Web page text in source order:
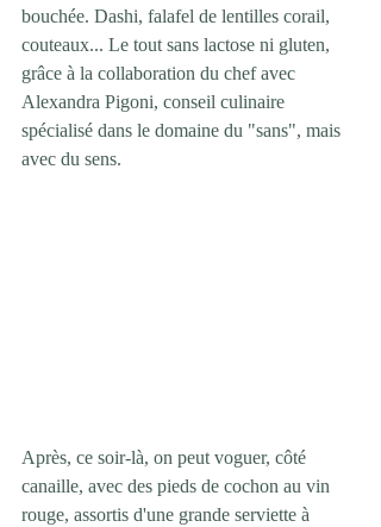
bouchée. Dashi, falafel de lentilles corail,
couteaux... Le tout sans lactose ni gluten,
grâce à la collaboration du chef avec
Alexandra Pigoni, conseil culinaire
spécialisé dans le domaine du "sans", mais
avec du sens.
Après, ce soir-là, on peut voguer, côté
canaille, avec des pieds de cochon au vin
rouge, assortis d'une grande serviette à